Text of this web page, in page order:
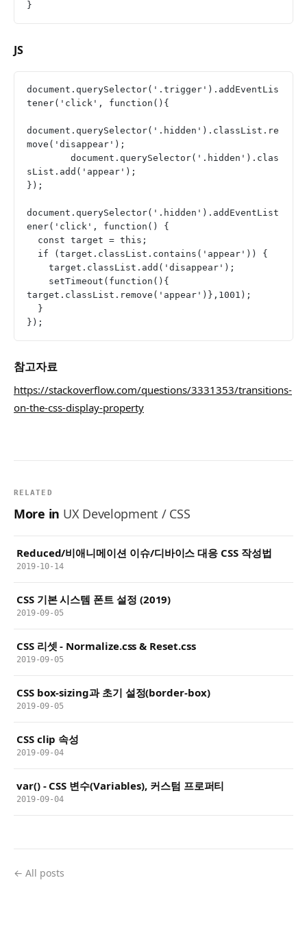
}
JS
document.querySelector('.trigger').addEventLis
tener('click', function(){
document.querySelector('.hidden').classList.re
move('disappear');
sList.add('appear');
});
document.querySelector('.hidden').addEventList
ener('click', function() {
  const target = this;
  if (target.classList.contains('appear')) {
    target.classList.add('disappear');
target.classList.remove('appear')},1001);
  }
});
참고자료
https://stackoverflow.com/questions/3331353/transitions-
on-the-css-display-property
RELATED
More in UX Development / CSS
Reduced/비애니메이션 이슈/디바이스 대응 CSS 작성법
2019-10-14
CSS 기본 시스템 폰트 설정 (2019)
2019-09-05
CSS 리셋 - Normalize.css & Reset.css
2019-09-05
CSS box-sizing과 초기 설정(border-box)
2019-09-05
CSS clip 속성
2019-09-04
var() - CSS 변수(Variables), 커스텀 프로퍼티
2019-09-04
← All posts